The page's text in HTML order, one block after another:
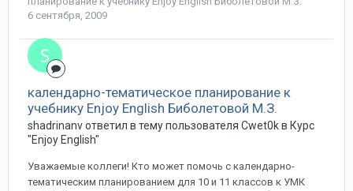
6 сентября, 2009
календарно-тематическое планирование к
учебнику Enjoy English Биболетовой М.З.
shadrinanv ответил в тему пользователя Cwet0k в Курс
"Enjoy English"
Уважаемые коллеги! Кто может помочь с календарно-
тематическим планированием для 10 и 11 классов к УМК